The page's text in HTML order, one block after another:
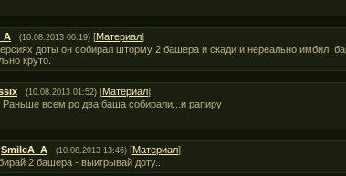
(10.08.2013 00:19) [Материал]
доты он собирал шторму 2 башера и скади и нереально имбил.
круто.
(10.08.2013 01:52) [Материал]
Раньше всем ро два баша собирали...и рапиру
SmileA_A (10.08.2013 13:46) [Материал]
2 башера - выигрывай доту..